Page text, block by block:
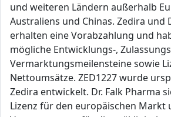
und weiteren Ländern außerhalb
Australiens und Chinas. Zedira und
erhalten eine Vorabzahlung und
mögliche Entwicklungs-,
Vermarktungsmeilensteine sowie
Nettoumsätze. ZED1227 wurde
Zedira entwickelt. Dr. Falk Pharma
Lizenz für den europäischen Markt